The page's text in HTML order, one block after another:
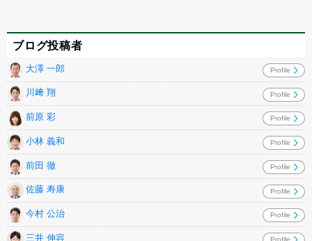
ブログ投稿者
大澤 一郎 Profile
川﨑 翔 Profile
前原 彩 Profile
小林 義和 Profile
前田 徹 Profile
佐藤 寿康 Profile
今村 公治 Profile
三井 伸容 Profile